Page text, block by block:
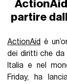
partire
ActionAid è
dei diritti che da
Italia e nel
Friday, ha